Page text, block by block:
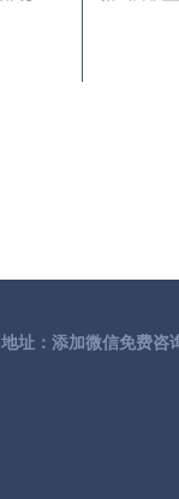
地址：添加微信免费咨